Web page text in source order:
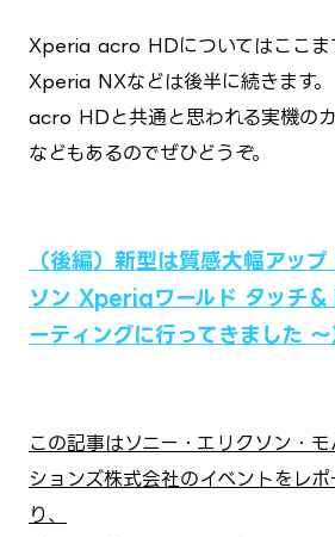
Xperia acro HDについてはここま
Xperia NXなどは後半に続きます。
acro HDと共通と思われる実機の
などもあるのでぜひどうぞ。
（後編）新型は質感大幅アッ
ソン Xperiaワールド タッチ＆
ーティングに行ってきました
この記事はソニー・エリクソン・
ションズ株式会社のイベントをレポ
り、